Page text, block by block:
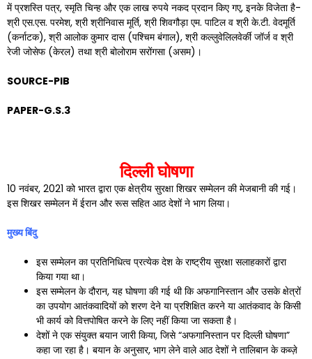
में प्रशस्ति पत्र, स्मृति चिन्ह और एक लाख रुपये नकद प्रदान किए गए, इनके विजेता है-
श्री एस.एस. परमेश, श्री श्रीनिवास मूर्ति, श्री शिवगौड़ा एम. पाटिल व श्री के.टी. वेदमूर्ति
(कर्नाटक), श्री आलोक कुमार दास (पश्चिम बंगाल), श्री कल्लुवेलिलवेर्की जॉर्ज व श्री
रेजी जोसेफ (केरल) तथा श्री बोलोराम सरोंगसा (असम)।
SOURCE-PIB
PAPER-G.S.3
दिल्ली घोषणा
10 नवंबर, 2021 को भारत द्वारा एक क्षेत्रीय सुरक्षा शिखर सम्मेलन की मेजबानी की गई।
इस शिखर सम्मेलन में ईरान और रूस सहित आठ देशों ने भाग लिया।
मुख्य बिंदु
इस सम्मेलन का प्रतिनिधित्व प्रत्येक देश के राष्ट्रीय सुरक्षा सलाहकारों द्वारा
किया गया था।
इस सम्मेलन के दौरान, यह घोषणा की गई थी कि अफगानिस्तान और उसके क्षेत्रों
का उपयोग आतंकवादियों को शरण देने या प्रशिक्षित करने या आतंकवाद के किसी
भी कार्य को वित्तपोषित करने के लिए नहीं किया जा सकता है।
देशों ने एक संयुक्त बयान जारी किया, जिसे “अफगानिस्तान पर दिल्ली घोषणा”
कहा जा रहा है। बयान के अनुसार, भाग लेने वाले आठ देशों ने तालिबान के कब्ज़े